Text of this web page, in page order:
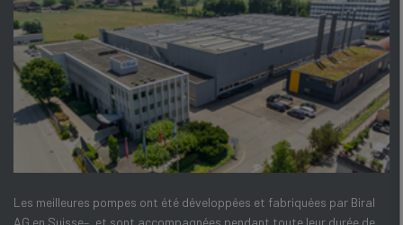
Les meilleures pompes ont été développées et fabriquées par Biral